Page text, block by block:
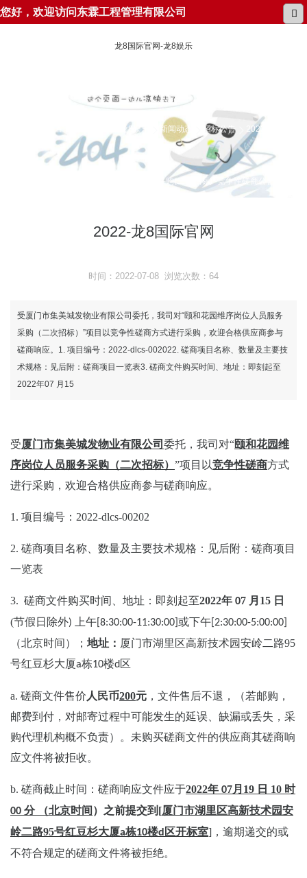
您好，欢迎访问东霖工程管理有限公司
龙8国际官网-龙8娱乐
所在位置： 龙8国际官网-龙8娱乐 新闻动态 招标公告 2022-dlcs-
00202 颐和花园维序岗位人员服务采购(二次招标) -竞争性磋商公告
2022-龙8国际官网
时间：2022-07-08 浏览次数：64
受厦门市集美城发物业有限公司委托，我司对“颐和花园维序岗位人员服务
采购（二次招标）”项目以竞争性磋商方式进行采购，欢迎合格供应商参与
磋商响应。1. 项目编号：2022-dlcs-002022. 磋商项目名称、数量及主要技
术规格：见后附：磋商项目一览表3. 磋商文件购买时间、地址：即刻起至
2022年07 月15
受厦门市集美城发物业有限公司 委托，我司对“颐和花园维
序岗位人员服务采购（二次招标） ”项目以竞争性磋商方式
进行采购，欢迎合格供应商参与磋商响应。
1. 项目编号： 2022-dlcs-00202
2. 磋商项目名称、数量及主要技术规格：见后附：磋商项目
一览表
3. 磋商文件购买时间 、地址 ：即刻起至2022年 07 月 15 日
(节假日除外) 上午 [8:30:00-11:30:00] 或下午 [2:30:00-5:00:00]
（北京时间） ； 地址： 厦门市湖里区高新技术园安岭二路95
号红豆杉大厦a栋10楼d 区
a. 磋商文件售价 人民币200元 ，文件售后不退，（若邮购，
邮费到付，对邮寄过程中可能发生的延误、缺漏或丢失，采
购代理机构概不负责）。未购买磋商文件的供应商其磋商响
应文件将被拒收。
b. 磋商截止时间：磋商响应文件应于2022年 07月 19 日 10 时
00 分 （北京时间 ）之前提交到 [厦门市湖里区高新技术园安
岭二路95号红豆杉大厦a栋10楼d 区开标室] ，逾期递交的或
不符合规定的磋商文件将被拒绝。